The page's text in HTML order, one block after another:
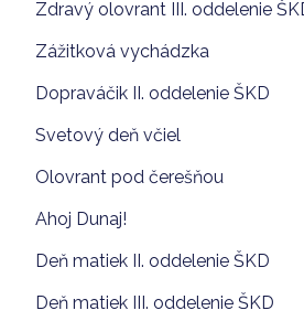
Zdravý olovrant III. oddelenie
Zážitková vychádzka
Dopraváčik II. oddelenie ŠKD
Svetový deň včiel
Olovrant pod čerešňou
Ahoj Dunaj!
Deň matiek II. oddelenie ŠKD
Deň matiek III. oddelenie ŠKD